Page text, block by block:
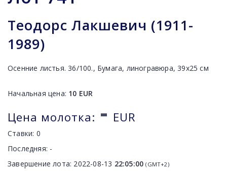
Теодорс Лакшевич (1911-
1989)
Осенние листья. 36/100., Бумага, линогравюра, 39х25 см
Начальная цена: 10 EUR
Цена молотка: - EUR
Ставки: 0
Последняя: -
Завершение лота: 2022-08-13 22:05:00 (GMT+2)